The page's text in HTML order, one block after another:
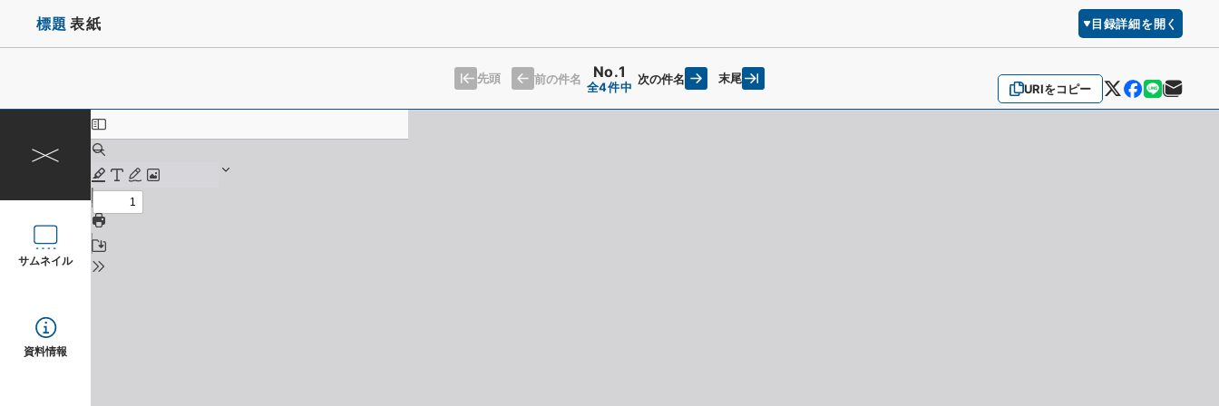
標題 表紙 目録詳細を開く
URIをコピー
先頭 前の件名 No.1
全4件中
次の件名 末尾
サムネイル
資料情報